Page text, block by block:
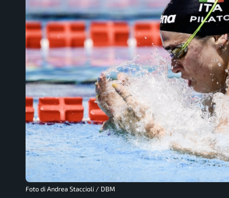
Foto di Andrea Staccioli / DBM